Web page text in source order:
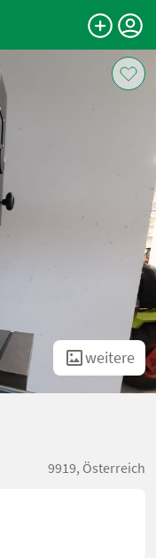
weitere
9919, Österreich